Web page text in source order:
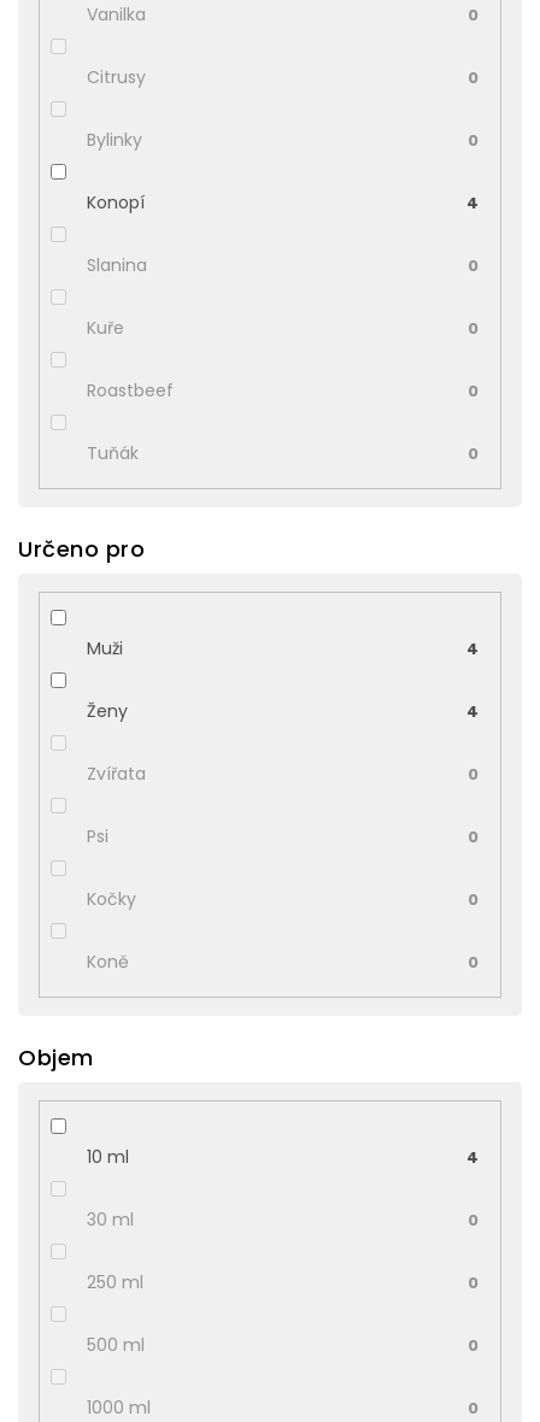
Vanilka 0
Citrusy 0
Bylinky 0
Konopí 4
Slanina 0
Kuře 0
Roastbeef 0
Tuňák 0
Určeno pro
Muži 4
Ženy 4
Zvířata 0
Psi 0
Kočky 0
Koně 0
Objem
10 ml 4
30 ml 0
250 ml 0
500 ml 0
1000 ml 0